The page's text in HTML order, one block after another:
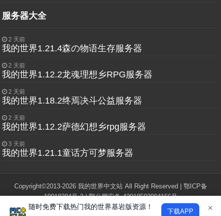
服务器大全
2 天前
我的世界1.21.4森の物语生存服务器
2 天前
我的世界1.12.2龙魂理想乡RPG服务器
2 天前
我的世界1.18.2终焉决斗公益服务器
2 天前
我的世界1.12.2萨德幻想乡rpg服务器
3 天前
我的世界1.21.1童话方可梦服务器
Copyright©2013-2026 我的世界中文站 All Right Reserved | 鄂ICP备
19018284号-2|鄂公网安备 42018502004166号
"Minecraft"和"我的世界"版权归Mojang Studios所有，本站与Mojang，微软
×
随时免费下载热门我的世界基岩版资源！
下载APP